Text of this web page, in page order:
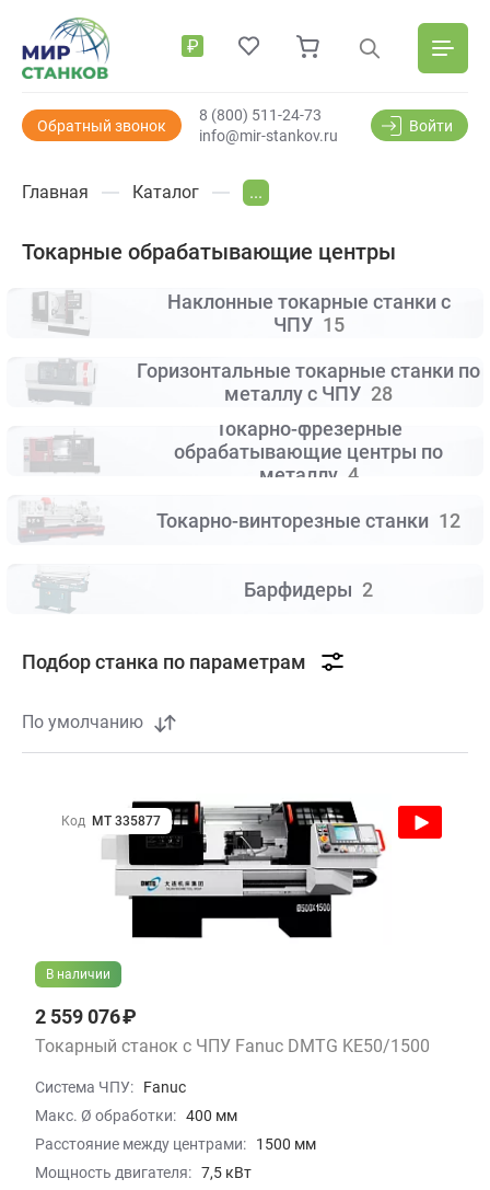
₽
Обратный звонок
info@mir-stankov.ru
8 (800) 511-24-73
Войти
Главная Каталог ...
Токарные обрабатывающие центры
Наклонные токарные станки с
ЧПУ 15
Горизонтальные токарные станки по
металлу с ЧПУ 28
Токарно-фрезерные
обрабатывающие центры по
металлу 4
Токарно-винторезные станки 12
Барфидеры 2
Подбор станка по параметрам
По умолчанию
В наличии
2 559 076 ₽
Токарный станок с ЧПУ Fanuc DMTG KE50/1500
Система ЧПУ:
Fanuc
Макс. Ø обработки: 400 мм
Расстояние между центрами:
1500 мм
Мощность двигателя: 7,5 кВт
Код МТ 335877